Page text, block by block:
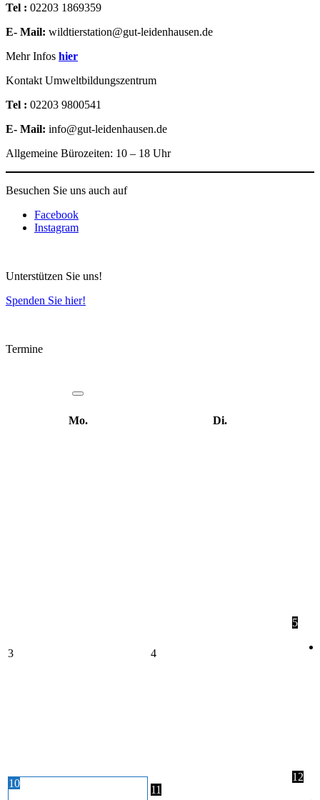
Tel : 02203 1869359
E- Mail: wildtierstation@gut-leidenhausen.de
Mehr Infos hier
Kontakt Umweltbildungszentrum
Tel : 02203 9800541
E- Mail: info@gut-leidenhausen.de
Allgemeine Bürozeiten: 10 – 18 Uhr
Besuchen Sie uns auch auf
Facebook
Instagram
Unterstützen Sie uns!
Spenden Sie hier!
Termine
Mo. Di.
3 4
5
10
11
12